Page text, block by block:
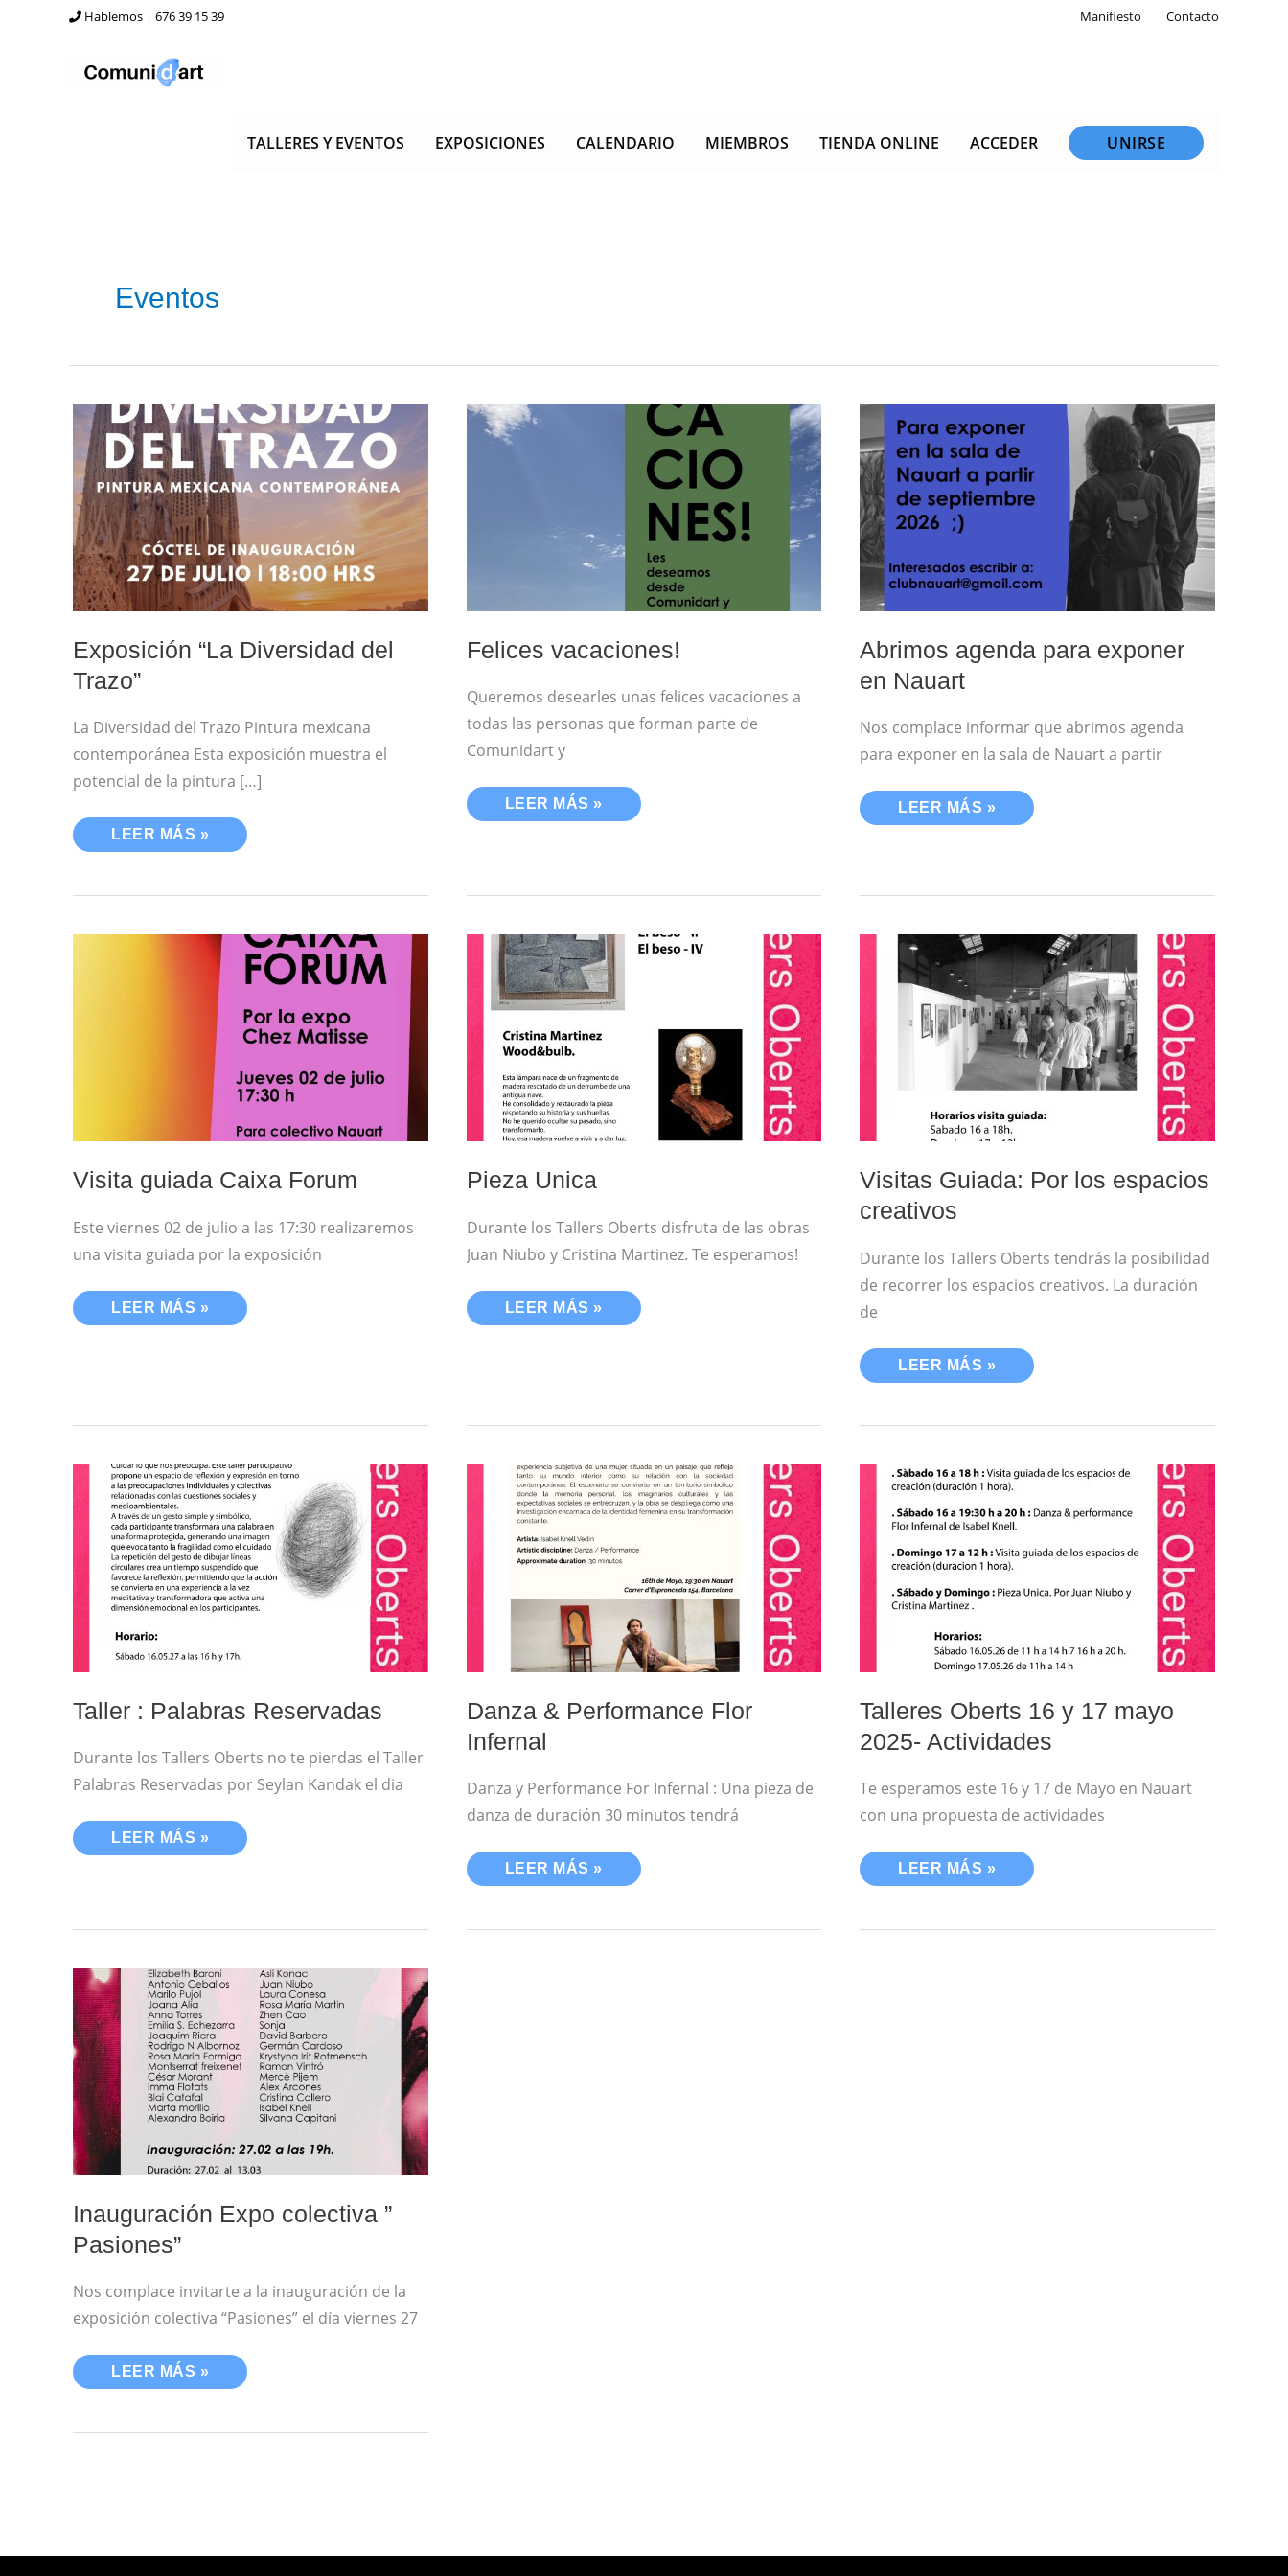
Hablemos | 676 39 15 39 Manifiesto Contacto
TALLERES Y EVENTOS EXPOSICIONES CALENDARIO MIEMBROS TIENDA ONLINE ACCEDER UNIRSE
Eventos
Exposición “La Diversidad del
Trazo”
La Diversidad del Trazo Pintura mexicana
contemporánea Esta exposición muestra el
potencial de la pintura […]
EXPOSICIÓN
“LA
DIVERSIDAD
DEL
TRAZO”
LEER MÁS »
Felices vacaciones!
Queremos desearles unas felices vacaciones a
todas las personas que forman parte de
Comunidart y
FELICES
VACACIONES!
LEER MÁS »
Abrimos agenda para exponer
en Nauart
Nos complace informar que abrimos agenda
para exponer en la sala de Nauart a partir
AGENDA
PARA
EXPONER
EN
NAUART
LEER MÁS »
Visita guiada Caixa Forum
Este viernes 02 de julio a las 17:30 realizaremos
una visita guiada por la exposición
LEER MÁS »
Pieza Unica
Durante los Tallers Oberts disfruta de las obras
Juan Niubo y Cristina Martinez. Te esperamos!
PIEZA
UNICA
LEER MÁS »
Visitas Guiada: Por los espacios
creativos
Durante los Tallers Oberts tendrás la posibilidad
de recorrer los espacios creativos. La duración
de
VISITAS
GUIADA:
POR
LOS
ESPACIOS
CREATIVOS
LEER MÁS »
Taller : Palabras Reservadas
Durante los Tallers Oberts no te pierdas el Taller
Palabras Reservadas por Seylan Kandak el dia
TALLER
:
PALABRAS
RESERVADAS
LEER MÁS »
Danza & Performance Flor
Infernal
Danza y Performance For Infernal : Una pieza de
danza de duración 30 minutos tendrá
DANZA
PERFORMANCE
FLOR
LEER MÁS »
Talleres Oberts 16 y 17 mayo
2025- Actividades
Te esperamos este 16 y 17 de Mayo en Nauart
con una propuesta de actividades
TALLERES
OBERTS
Y
17
MAYO
2025-
LEER MÁS »
Inauguración Expo colectiva ”
Pasiones”
Nos complace invitarte a la inauguración de la
exposición colectiva “Pasiones” el día viernes 27
INAUGURACIÓN
EXPO
COLECTIVA
”
PASIONES”
LEER MÁS »